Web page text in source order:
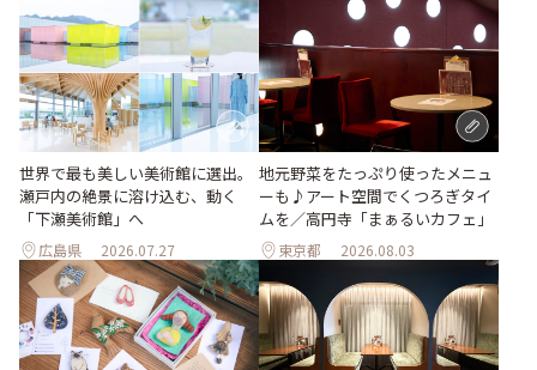
世界で最も美しい美術館に選出。
瀬戸内の絶景に溶け込む、動く
「下瀬美術館」へ
広島県 2026.07.27
地元野菜をたっぷり使ったメニュ
ーも♪アート空間でくつろぎタイ
ムを／高円寺「まぁるいカフェ」
東京都 2026.08.03